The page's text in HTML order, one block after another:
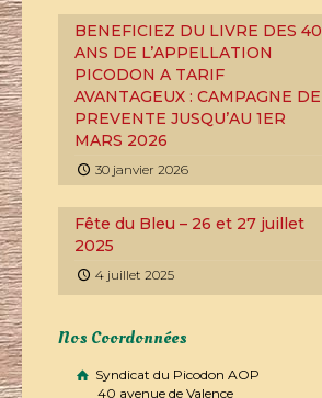
BENEFICIEZ DU LIVRE DES 40
ANS DE L’APPELLATION
PICODON A TARIF
AVANTAGEUX : CAMPAGNE DE
PREVENTE JUSQU’AU 1ER
MARS 2026
30 janvier 2026
Fête du Bleu – 26 et 27 juillet
2025
4 juillet 2025
Nos Coordonnées
Syndicat du Picodon AOP
40 avenue de Valence